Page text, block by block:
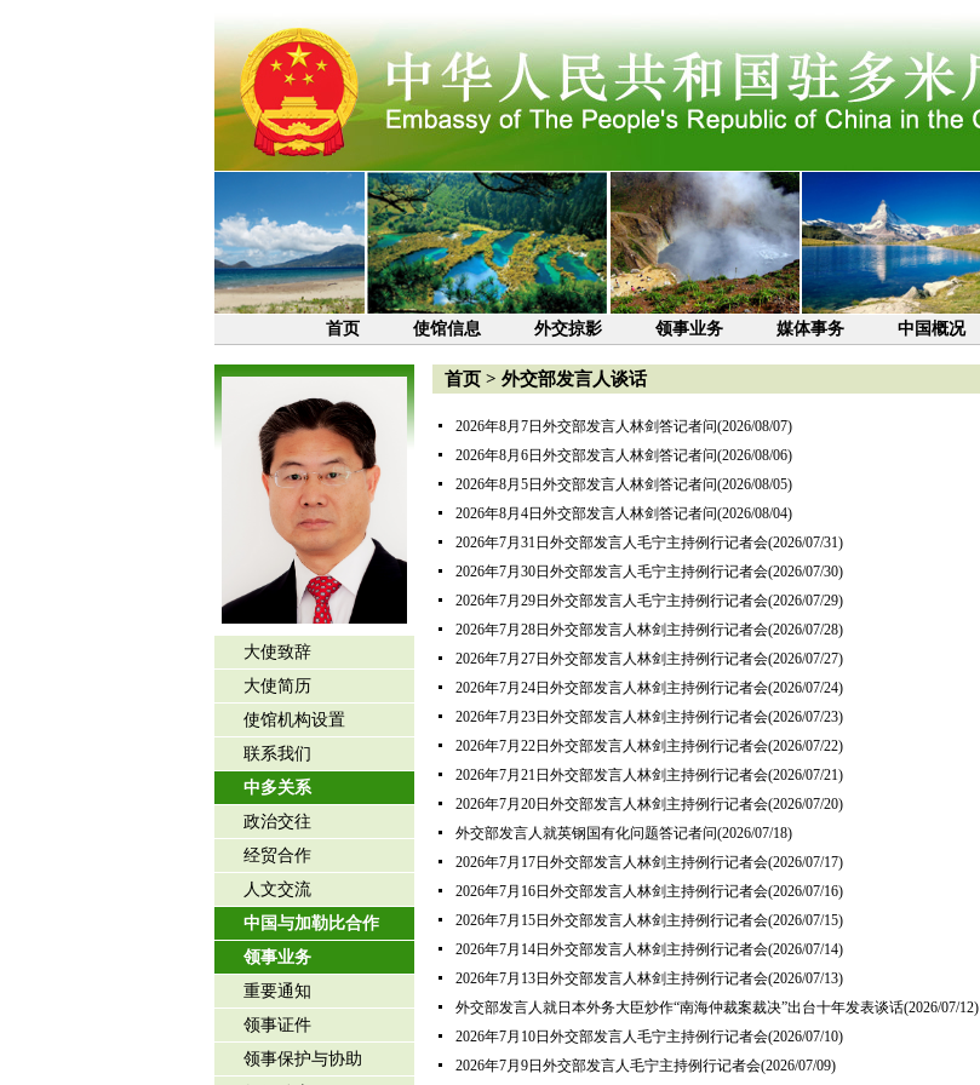
首页 使馆信息 外交掠影 领事业务 媒体事务 中国概况
大使致辞
大使简历
使馆机构设置
联系我们
中多关系
政治交往
经贸合作
人文交流
中国与加勒比合作
领事业务
重要通知
领事证件
领事保护与协助
首页> 外交部发言人谈话
2026年8月7日外交部发言人林剑答记者问(2026/08/07)
2026年8月6日外交部发言人林剑答记者问(2026/08/06)
2026年8月5日外交部发言人林剑答记者问(2026/08/05)
2026年8月4日外交部发言人林剑答记者问(2026/08/04)
2026年7月31日外交部发言人毛宁主持例行记者会(2026/07/31)
2026年7月30日外交部发言人毛宁主持例行记者会(2026/07/30)
2026年7月29日外交部发言人毛宁主持例行记者会(2026/07/29)
2026年7月28日外交部发言人林剑主持例行记者会(2026/07/28)
2026年7月27日外交部发言人林剑主持例行记者会(2026/07/27)
2026年7月24日外交部发言人林剑主持例行记者会(2026/07/24)
2026年7月23日外交部发言人林剑主持例行记者会(2026/07/23)
2026年7月22日外交部发言人林剑主持例行记者会(2026/07/22)
2026年7月21日外交部发言人林剑主持例行记者会(2026/07/21)
2026年7月20日外交部发言人林剑主持例行记者会(2026/07/20)
外交部发言人就英钢国有化问题答记者问(2026/07/18)
2026年7月17日外交部发言人林剑主持例行记者会(2026/07/17)
2026年7月16日外交部发言人林剑主持例行记者会(2026/07/16)
2026年7月15日外交部发言人林剑主持例行记者会(2026/07/15)
2026年7月14日外交部发言人林剑主持例行记者会(2026/07/14)
2026年7月13日外交部发言人林剑主持例行记者会(2026/07/13)
外交部发言人就日本外务大臣炒作“南海仲裁案裁决”出台十年发表谈话(2026/07/12)
2026年7月10日外交部发言人毛宁主持例行记者会(2026/07/10)
2026年7月9日外交部发言人毛宁主持例行记者会(2026/07/09)